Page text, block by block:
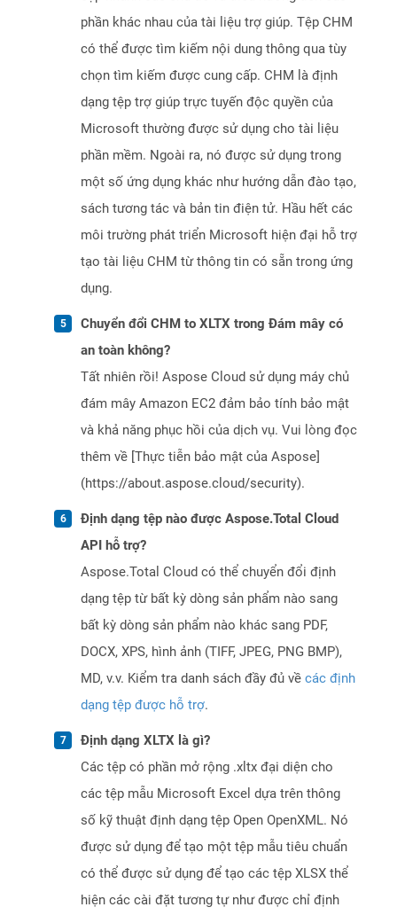
phần khác nhau của tài liệu trợ giúp. Tệp CHM
có thể được tìm kiếm nội dung thông qua tùy
chọn tìm kiếm được cung cấp. CHM là định
dạng tệp trợ giúp trực tuyến độc quyền của
Microsoft thường được sử dụng cho tài liệu
phần mềm. Ngoài ra, nó được sử dụng trong
một số ứng dụng khác như hướng dẫn đào tạo,
sách tương tác và bản tin điện tử. Hầu hết các
môi trường phát triển Microsoft hiện đại hỗ trợ
tạo tài liệu CHM từ thông tin có sẵn trong ứng
dụng.
Chuyển đổi CHM to XLTX trong Đám mây có
an toàn không?
Tất nhiên rồi! Aspose Cloud sử dụng máy chủ
đám mây Amazon EC2 đảm bảo tính bảo mật
và khả năng phục hồi của dịch vụ. Vui lòng đọc
thêm về [Thực tiễn bảo mật của Aspose]
(https://about.aspose.cloud/security).
Định dạng tệp nào được Aspose.Total Cloud
API hỗ trợ?
Aspose.Total Cloud có thể chuyển đổi định
dạng tệp từ bất kỳ dòng sản phẩm nào sang
bất kỳ dòng sản phẩm nào khác sang PDF,
DOCX, XPS, hình ảnh (TIFF, JPEG, PNG BMP),
MD, v.v. Kiểm tra danh sách đầy đủ về các định
dạng tệp được hỗ trợ.
Định dạng XLTX là gì?
Các tệp có phần mở rộng .xltx đại diện cho
các tệp mẫu Microsoft Excel dựa trên thông
số kỹ thuật định dạng tệp Open OpenXML. Nó
được sử dụng để tạo một tệp mẫu tiêu chuẩn
có thể được sử dụng để tạo các tệp XLSX thể
hiện các cài đặt tương tự như được chỉ định